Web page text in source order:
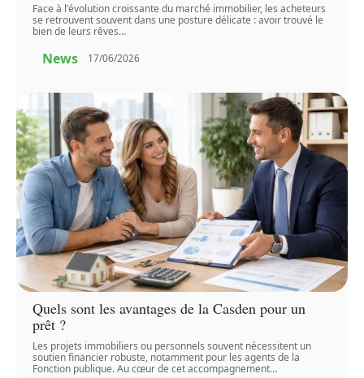
Face à l'évolution croissante du marché immobilier, les acheteurs
se retrouvent souvent dans une posture délicate : avoir trouvé le
bien de leurs rêves…
News 17/06/2026
Quels sont les avantages de la Casden pour un
prêt ?
Les projets immobiliers ou personnels souvent nécessitent un
soutien financier robuste, notamment pour les agents de la
Fonction publique. Au cœur de cet accompagnement…